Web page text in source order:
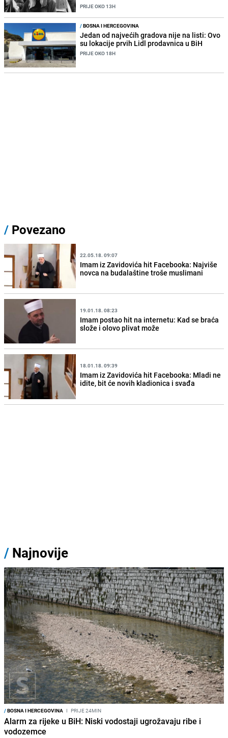
PRIJE OKO 13H
/BOSNA I HERCEGOVINA
Jedan od najvećih gradova nije na listi: Ovo
su lokacije prvih Lidl prodavnica u BiH
PRIJE OKO 18H
/ Povezano
22.05.18. 09:07
Imam iz Zavidovića hit Facebooka: Najviše
novca na budalaštine troše muslimani
19.01.18. 08:23
Imam postao hit na internetu: Kad se braća
slože i olovo plivat može
18.01.18. 09:39
Imam iz Zavidovića hit Facebooka: Mladi ne
idite, bit će novih kladionica i svađa
/ Najnovije
/BOSNA I HERCEGOVINA I PRIJE 24MIN
Alarm za rijeke u BiH: Niski vodostaji ugrožavaju ribe i
vodozemce